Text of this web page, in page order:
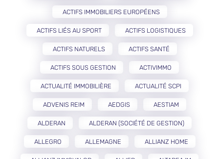
ACTIFS IMMOBILIERS EUROPÉENS
ACTIFS LIÉS AU SPORT ACTIFS LOGISTIQUES
ACTIFS NATURELS ACTIFS SANTÉ
ACTIFS SOUS GESTION ACTIVIMMO
ACTUALITÉ IMMOBILIÈRE ACTUALITÉ SCPI
ADVENIS REIM AEDGIS AESTIAM
ALDERAN ALDERAN (SOCIÉTÉ DE GESTION)
ALLEGRO ALLEMAGNE ALLIANZ HOME